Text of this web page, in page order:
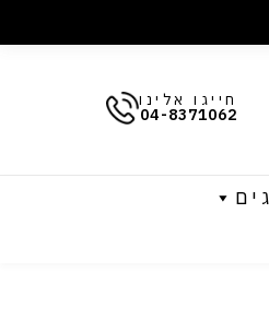
חייגו אלינו
04-8371062